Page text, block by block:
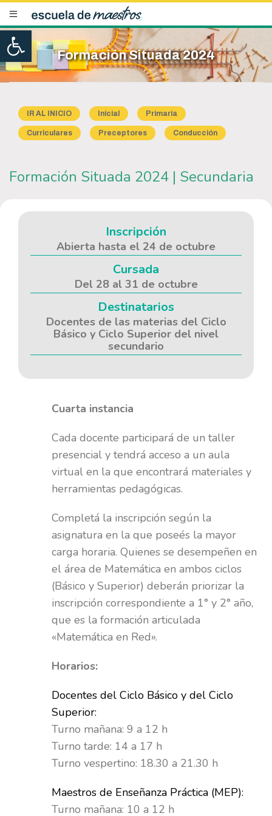
Open toolbar
Formación Situada 2024
IR AL INICIO Inicial Primaria
Curriculares Preceptores Conducción
Formación Situada 2024 | Secundaria
Inscripción
Abierta hasta el 24 de octubre
Cursada
Del 28 al 31 de octubre
Destinatarios
Docentes de las materias del Ciclo
Básico y Ciclo Superior del nivel
secundario
Cuarta instancia
Cada docente participará de un taller
presencial y tendrá acceso a un aula
virtual en la que encontrará materiales y
herramientas pedagógicas.
Completá la inscripción según la
asignatura en la que poseés la mayor
carga horaria. Quienes se desempeñen en
el área de Matemática en ambos ciclos
(Básico y Superior) deberán priorizar la
inscripción correspondiente a 1° y 2° año,
que es la formación articulada
«Matemática en Red».
Horarios:
Docentes del Ciclo Básico y del Ciclo
Superior:
Turno mañana: 9 a 12 h
Turno tarde: 14 a 17 h
Turno vespertino: 18.30 a 21.30 h
Maestros de Enseñanza Práctica (MEP):
Turno mañana: 10 a 12 h